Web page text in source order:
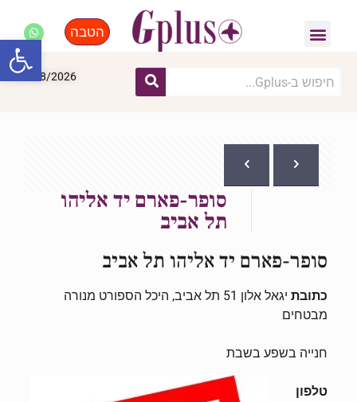
הטבה
09/08/2026
סופר-פארם יד אליהו
תל אביב
סופר-פארם יד אליהו תל אביב
כתובת
יגאל אלון 51 תל אביב, היכל הספורט מנורה
מבטחים
חנייה בשפע בשבת
טלפון
פתח